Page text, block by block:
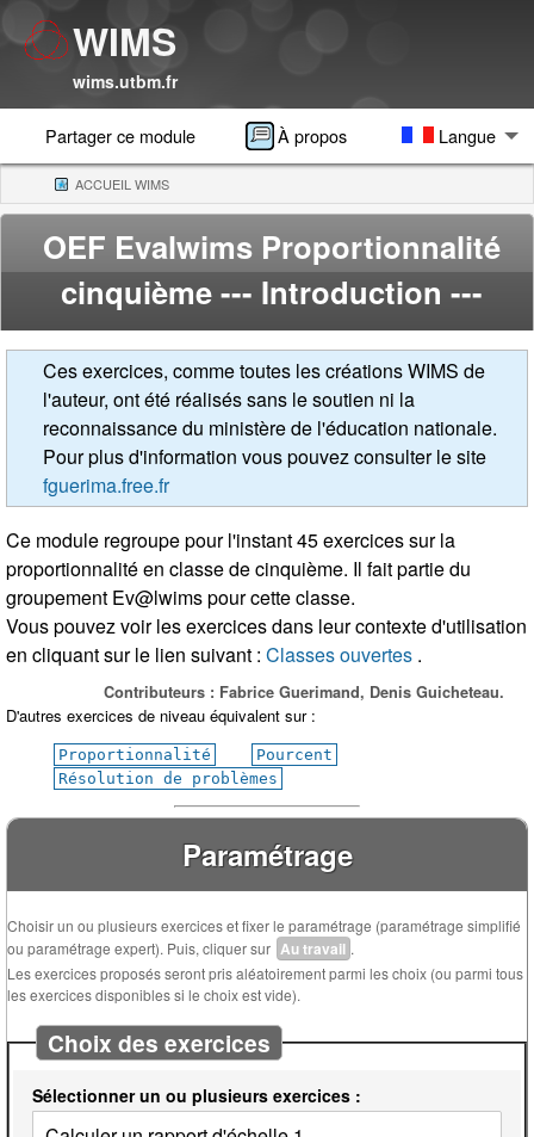
WIMS
wims.utbm.fr
Partager ce module À propos Langue
ACCUEIL WIMS(CURRENT)
OEF Evalwims Proportionnalité
cinquième--- Introduction ---
Ces exercices, comme toutes les créations WIMS de
l'auteur, ont été réalisés sans le soutien ni la
reconnaissance du ministère de l'éducation nationale.
Pour plus d'information vous pouvez consulter le site
fguerima.free.fr
Ce module regroupe pour l'instant 45 exercices sur la
proportionnalité en classe de cinquième. Il fait partie du
groupement Ev@lwims pour cette classe.
Vous pouvez voir les exercices dans leur contexte d'utilisation
en cliquant sur le lien suivant : Classes ouvertes .
Contributeurs : Fabrice Guerimand, Denis Guicheteau.
D'autres exercices de niveau équivalent sur :
Proportionnalité
Pourcent
Résolution de problèmes
Paramétrage
Choisir un ou plusieurs exercices et fixer le paramétrage (paramétrage simplifié
ou paramétrage expert). Puis, cliquer sur Au travail .
Les exercices proposés seront pris aléatoirement parmi les choix (ou parmi tous
les exercices disponibles si le choix est vide).
Choix des exercices
Sélectionner un ou plusieurs exercices :